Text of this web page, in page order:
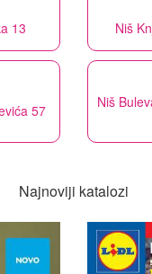
13
Niš
57
Niš
Najnoviji katalozi